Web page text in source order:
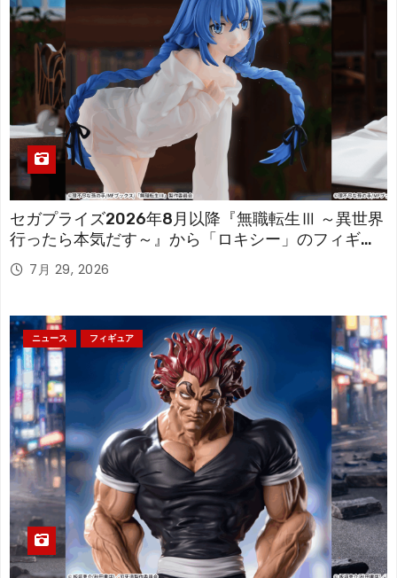
セガプライズ2026年8月以降『無職転生Ⅲ ～異世界
行ったら本気だす～』から「ロキシー」のフィギュ
アが登場！
7月 29, 2026
ニュース フィギュア